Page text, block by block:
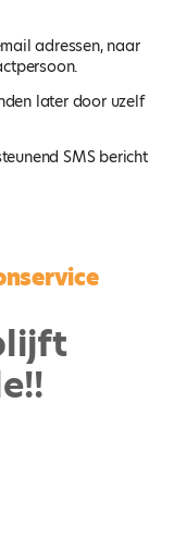
adressen, naar
later door uzelf
SMS bericht